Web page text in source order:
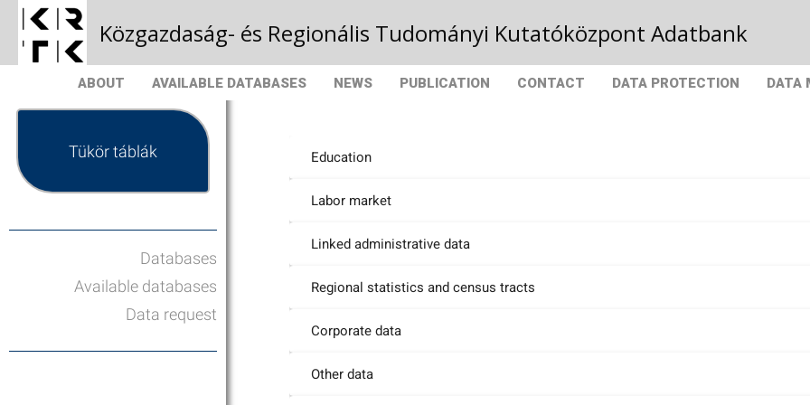
Közgazdaság- és Regionális Tudományi Kutatóközpont Adatbank
ABOUT AVAILABLE DATABASES NEWS PUBLICATION CONTACT DATA PROTECTION DATA
Tükör táblák
Databases
Available databases
Data request
Education
Labor market
Linked administrative data
Regional statistics and census tracts
Corporate data
Other data